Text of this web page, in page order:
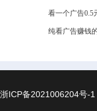
看一个广告0.5
纯看广告赚钱
浙ICP备2021006204号-1